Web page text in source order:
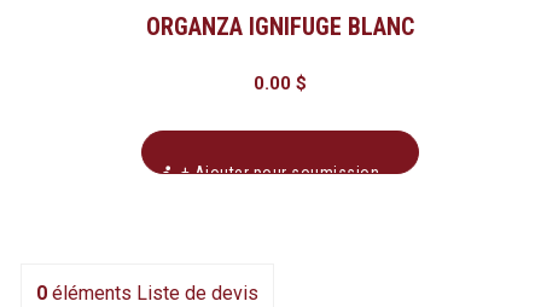
ORGANZA IGNIFUGE BLANC
0.00 $
+ Ajouter pour soumission
0 éléments Liste de devis